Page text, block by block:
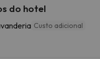
do hotel
Custo adicional